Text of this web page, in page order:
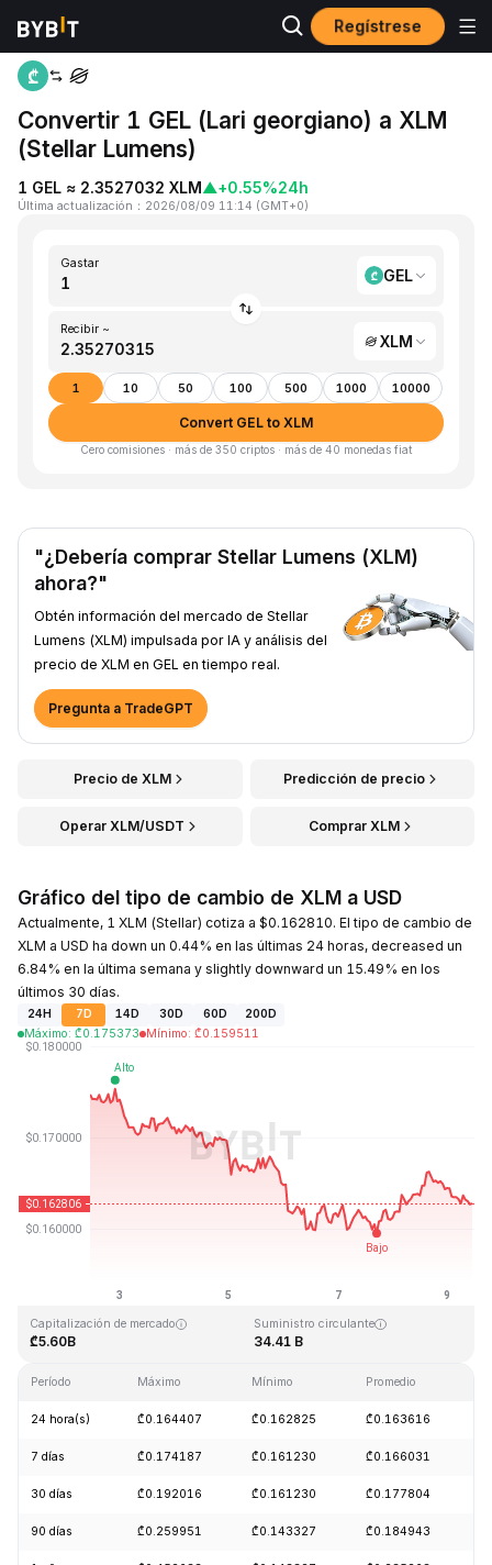
Regístrese
Inicio GEL to XLM
Convertir 1 GEL (Lari georgiano) a XLM
(Stellar Lumens)
1 GEL ≈ 2.3527032 XLM▲+0.55%24h
Última actualización ： 2026/08/09 11:14 (GMT+0)
Gastar
GEL
Recibir ~
XLM
1 10 50 100 500 1000 10000
Convert GEL to XLM
Cero comisiones · más de 350 criptos · más de 40 monedas fiat
"¿Debería comprar Stellar Lumens (XLM)
ahora?"
Obtén información del mercado de Stellar
Lumens (XLM) impulsada por IA y análisis del
precio de XLM en GEL en tiempo real.
Pregunta a TradeGPT
Precio de XLM Predicción de precio
Operar XLM/USDT Comprar XLM
Gráfico del tipo de cambio de XLM a USD
Actualmente, 1 XLM (Stellar) cotiza a $0.162810. El tipo de cambio de
XLM a USD ha down un 0.44% en las últimas 24 horas, decreased un
6.84% en la última semana y slightly downward un 15.49% en los
últimos 30 días.
24H 7D 14D 30D 60D
200D
Máximo: ₾0.175373 Mínimo: ₾0.159511
Capitalización de mercado
₾5.60B
Suministro circulante
34.41 B
Período Máximo Mínimo Promedio
24 hora(s) ₾0.164407 ₾0.162825 ₾0.163616
7 días ₾0.174187 ₾0.161230 ₾0.166031
30 días ₾0.192016 ₾0.161230 ₾0.177804
90 días ₾0.259951 ₾0.143327 ₾0.184943